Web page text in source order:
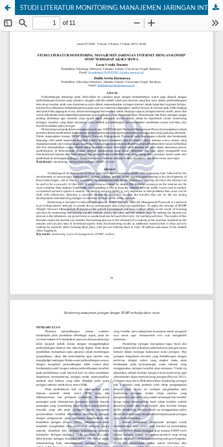
STUDI LITERATUR MONITORING MANAJEMEN JARINGAN INTERNET DENGAN KONSEP SNMP TERHADAP AKSES SISWA